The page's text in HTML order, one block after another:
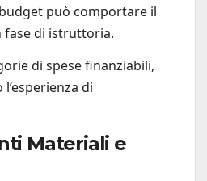
può comportare il
fase di istruttoria.
di spese finanziabili,
di
Materiali e